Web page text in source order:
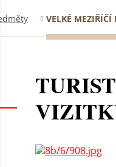
VELKÉ